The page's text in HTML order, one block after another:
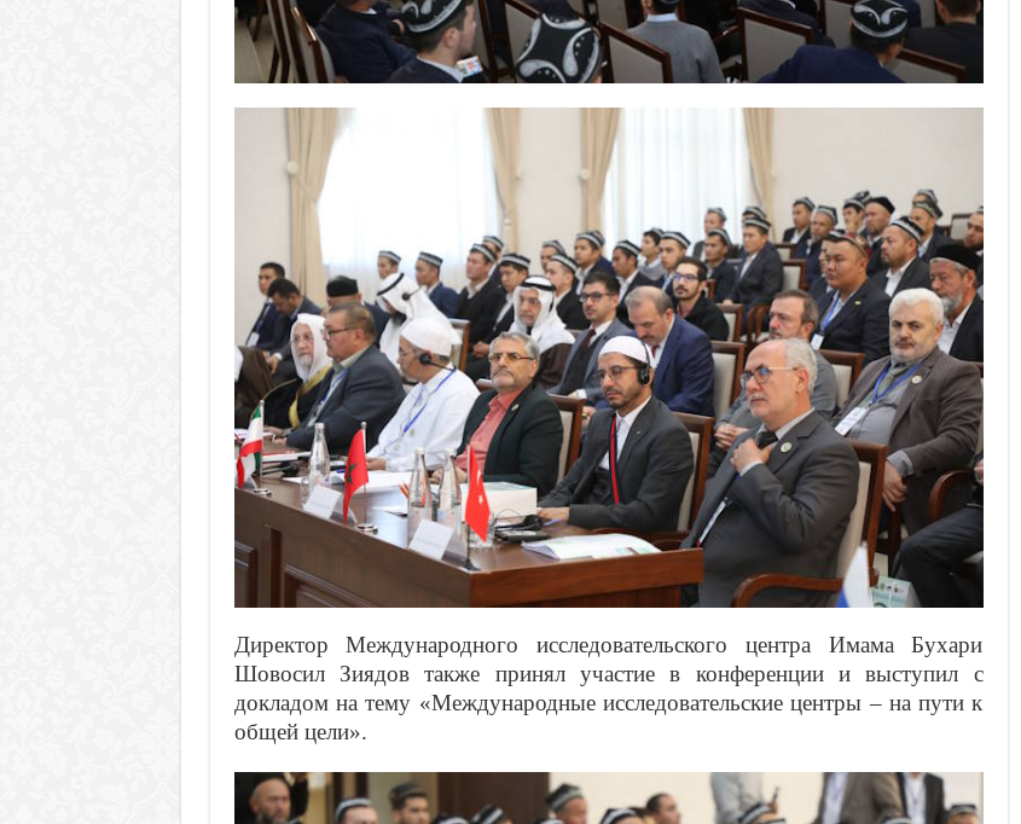
Директор Международного исследовательского центра Имама Бухари
Шовосил Зиядов также принял участие в конференции и выступил с
докладом на тему «Международные исследовательские центры – на пути к
общей цели».